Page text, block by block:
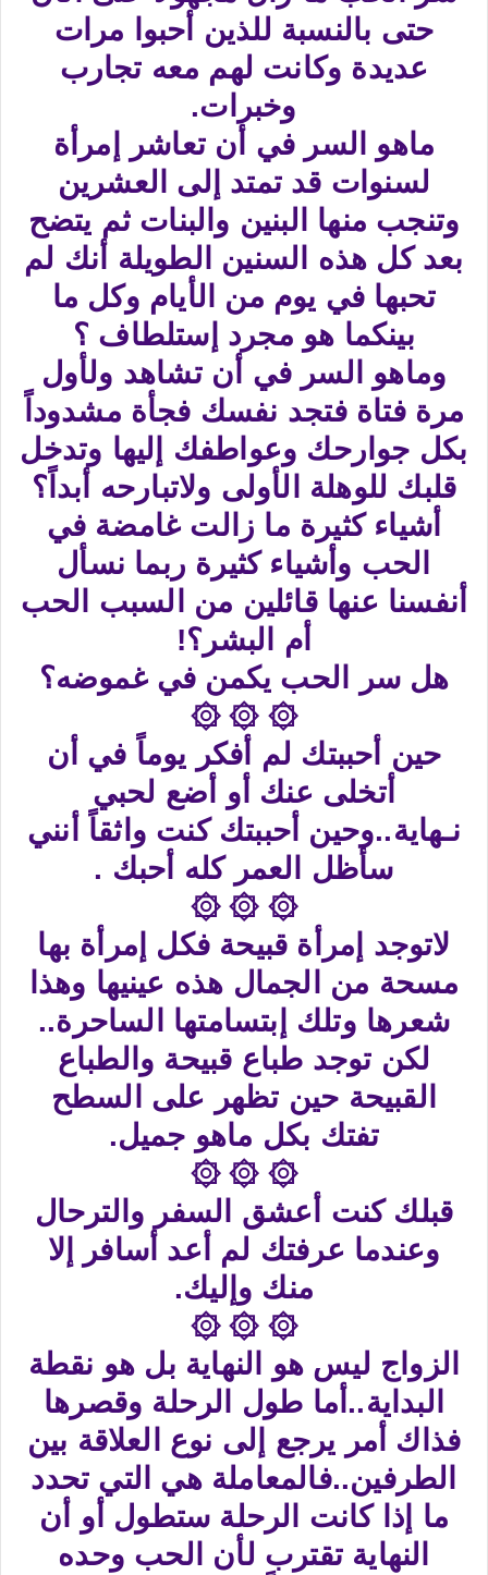
حتى بالنسبة للذين أحبوا مرات
عديدة وكانت لهم معه تجارب
وخبرات.
ماهو السر في أن تعاشر إمرأة
لسنوات قد تمتد إلى العشرين
وتنجب منها البنين والبنات ثم يتضح
بعد كل هذه السنين الطويلة أنك لم
تحبها في يوم من الأيام وكل ما
بينكما هو مجرد إستلطاف ؟
وماهو السر في أن تشاهد ولأول
مرة فتاة فتجد نفسك فجأة مشدوداً
بكل جوارحك وعواطفك إليها وتدخل
قلبك للوهلة الأولى ولاتبارحه أبداً؟
أشياء كثيرة ما زالت غامضة في
الحب وأشياء كثيرة ربما نسأل
أنفسنا عنها قائلين من السبب الحب
أم البشر؟!
هل سر الحب يكمن في غموضه؟
۞ ۞ ۞
حين أحببتك لم أفكر يوماً في أن
أتخلى عنك أو أضع لحبي
نـهاية..وحين أحببتك كنت واثقاً أنني
سأظل العمر كله أحبك .
۞ ۞ ۞
لاتوجد إمرأة قبيحة فكل إمرأة بها
مسحة من الجمال هذه عينيها وهذا
شعرها وتلك إبتسامتها الساحرة..
لكن توجد طباع قبيحة والطباع
القبيحة حين تظهر على السطح
تفتك بكل ماهو جميل.
۞ ۞ ۞
قبلك كنت أعشق السفر والترحال
وعندما عرفتك لم أعد أسافر إلا
منك وإليك.
۞ ۞ ۞
الزواج ليس هو النهاية بل هو نقطة
البداية..أما طول الرحلة وقصرها
فذاك أمر يرجع إلى نوع العلاقة بين
الطرفين..فالمعاملة هي التي تحدد
ما إذا كانت الرحلة ستطول أو أن
النهاية تقترب لأن الحب وحده